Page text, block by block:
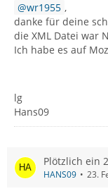
wr1955 ,
danke für deine
die XML Datei war
Ich habe es auf
lg
Hans09
Plötzlich ein
HANS09 23.